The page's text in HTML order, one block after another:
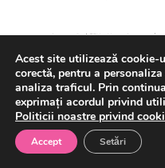
7 august 2026 Fără categorie
Fitch Ratings
Municipiului
Acest site utilizează cookie-
corectă, pentru a
analiza traficul. Prin
exprimați acordul privind
Politicii noastre privind
Accept Setări